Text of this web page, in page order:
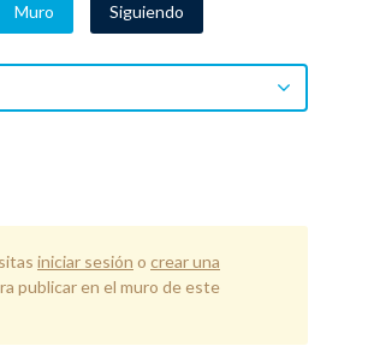
Muro Siguiendo
iniciar sesión o crear una
publicar en el muro de este